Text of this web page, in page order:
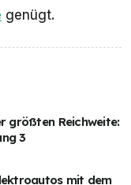
genügt.
größten Reichweite:
3
mit dem